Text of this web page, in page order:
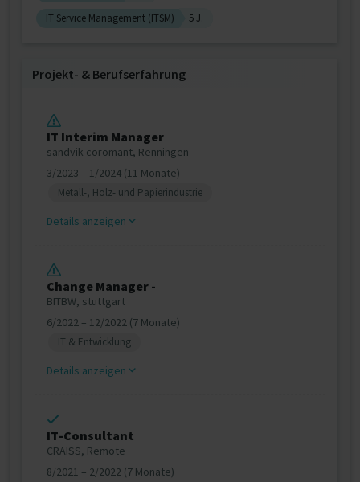
IT Service Management (ITSM)
5 J.
Projekt‐ & Berufserfahrung
IT Interim Manager
sandvik coromant, Renningen
3/2023 – 1/2024 (11 Monate)
Metall-, Holz- und Papierindustrie
Details anzeigen
Change Manager -
BITBW, stuttgart
6/2022 – 12/2022 (7 Monate)
IT & Entwicklung
Details anzeigen
IT-Consultant
CRAISS, Remote
8/2021 – 2/2022 (7 Monate)